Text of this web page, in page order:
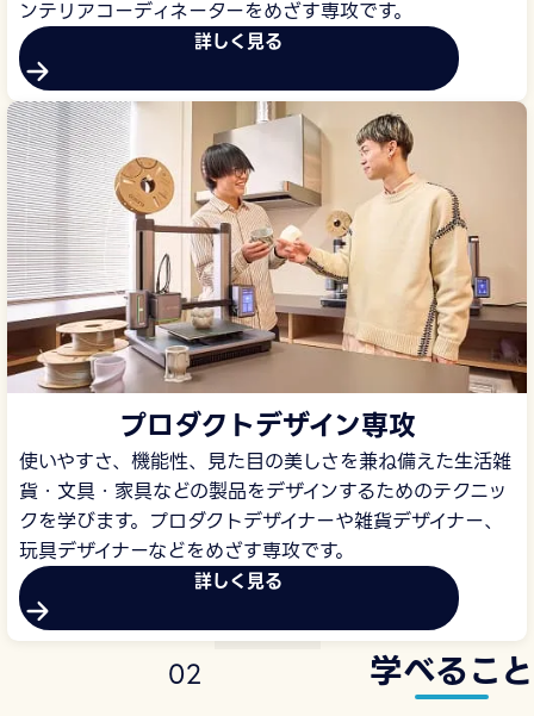
ンテリアコーディネーターをめざす専攻です。
詳しく見る
プロダクトデザイン専攻
使いやすさ、機能性、見た目の美しさを兼ね備えた生活雑
貨・文具・家具などの製品をデザインするためのテクニッ
クを学びます。プロダクトデザイナーや雑貨デザイナー、
玩具デザイナーなどをめざす専攻です。
詳しく見る
02 学べること